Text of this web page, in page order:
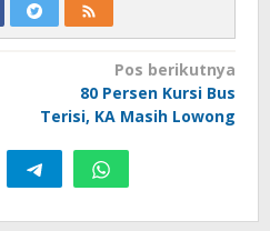
Pos berikutnya
80 Persen Kursi Bus
Terisi, KA Masih Lowong